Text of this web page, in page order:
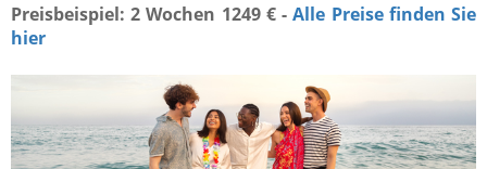
Preisbeispiel: 2 Wochen 1249 € -Alle Preise finden Sie
hier